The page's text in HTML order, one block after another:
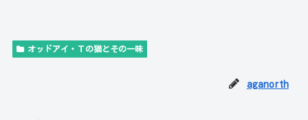
オッドアイ・Ｔの猫とその一味
aganorth